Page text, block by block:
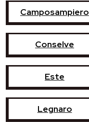
Camposampiero
Conselve
Este
Legnaro